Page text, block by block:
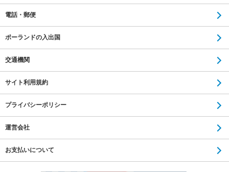
電話・郵便
ポーランドの入出国
交通機関
サイト利用規約
プライバシーポリシー
運営会社
お支払いについて